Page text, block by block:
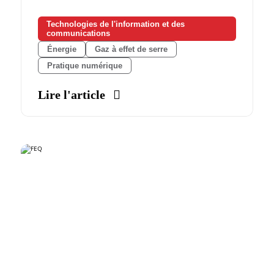
Technologies de l'information et des
communications
Énergie
Gaz à effet de serre
Pratique numérique
Lire l'article